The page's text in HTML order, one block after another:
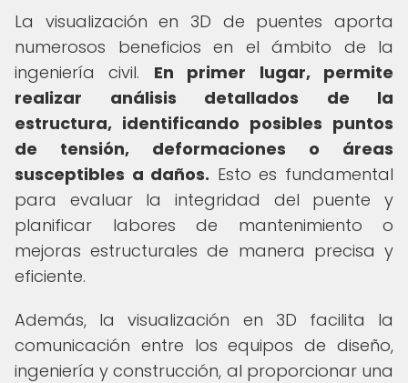
La visualización en 3D de puentes aporta
numerosos beneficios en el ámbito de la
ingeniería civil. En primer lugar, permite
realizar análisis detallados de la
estructura, identificando posibles puntos
de tensión, deformaciones o áreas
susceptibles a daños. Esto es fundamental
para evaluar la integridad del puente y
planificar labores de mantenimiento o
mejoras estructurales de manera precisa y
eficiente.
Además, la visualización en 3D facilita la
comunicación entre los equipos de diseño,
ingeniería y construcción, al proporcionar una